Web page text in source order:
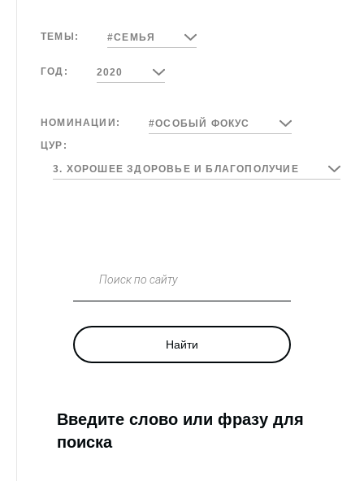
ТЕМЫ: #СЕМЬЯ
ГОД: 2020
НОМИНАЦИИ:
#ОСОБЫЙ ФОКУС
ЦУР:
3. ХОРОШЕЕ ЗДОРОВЬЕ И БЛАГОПОЛУЧИЕ
Поиск по сайту
Найти
Введите слово или фразу для
поиска